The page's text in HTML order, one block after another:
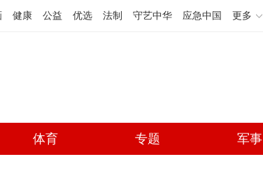
健康 公益 优选 法制 守艺中华 应急中国 更多
体育 专题 军事